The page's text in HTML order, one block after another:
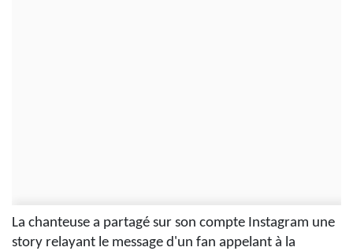
La chanteuse a partagé sur son compte Instagram une
story relayant le message d'un fan appelant à la